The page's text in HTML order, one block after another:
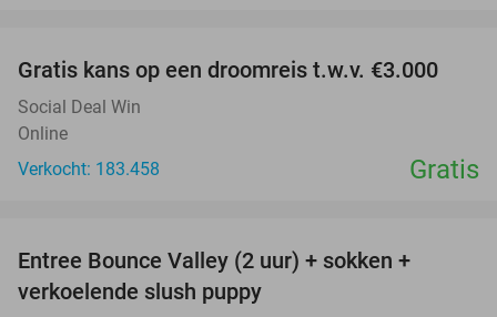
Gratis kans op een droomreis t.w.v. €3.000
Social Deal Win
Online
Verkocht: 183.458
Gratis
Entree Bounce Valley (2 uur) + sokken +
verkoelende slush puppy